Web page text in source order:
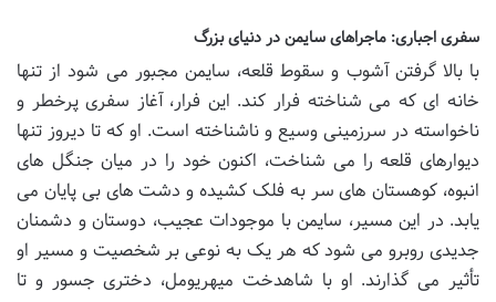
سفری اجباری: ماجراهای سایمن در دنیای بزرگ
با بالا گرفتن آشوب و سقوط قلعه، سایمن مجبور می شود از تنها
خانه ای که می شناخته فرار کند. این فرار، آغاز سفری پرخطر و
ناخواسته در سرزمینی وسیع و ناشناخته است. او که تا دیروز تنها
دیوارهای قلعه را می شناخت، اکنون خود را در میان جنگل های
انبوه، کوهستان های سر به فلک کشیده و دشت های بی پایان می
یابد. در این مسیر، سایمن با موجودات عجیب، دوستان و دشمنان
جدیدی روبرو می شود که هر یک به نوعی بر شخصیت و مسیر او
تأثیر می گذارند. او با شاهدخت میهریومل، دختری جسور و تا